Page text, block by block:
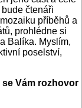
čtenáři
příběhů a
prohlédne si
Balíka. Myslím,
poselství,
Vám rozhovor